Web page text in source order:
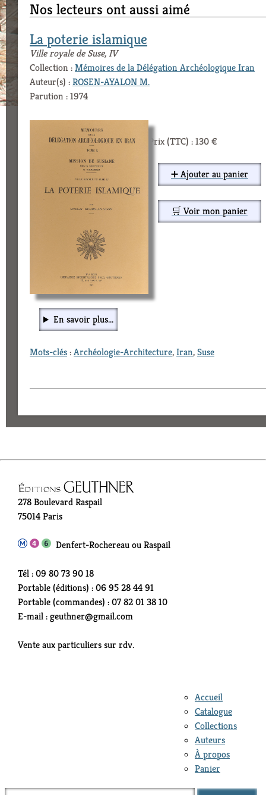
Nos lecteurs ont aussi aimé
La poterie islamique
Ville royale de Suse, IV
Collection :Mémoires de la Délégation Archéologique Iran
Auteur(s) :ROSEN-AYALON M.
Parution : 1974
Prix (TTC) : 130 €
➕ Ajouter au panier
🛒 Voir mon panier
En savoir plus...
Mots-clés:Archéologie-Architecture,Iran,Suse
278 Boulevard Raspail
75014 Paris
Denfert-Rochereau ou Raspail
Tél : 09 80 73 90 18
Portable (éditions) : 06 95 28 44 91
Portable (commandes) : 07 82 01 38 10
E-mail : geuthner@gmail.com
Vente aux particuliers sur rdv.
Accueil
Catalogue
Collections
Auteurs
À propos
Panier